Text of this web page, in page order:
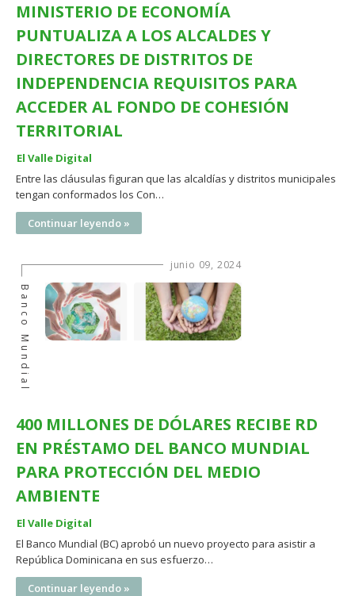
MINISTERIO DE ECONOMÍA
PUNTUALIZA A LOS ALCALDES Y
DIRECTORES DE DISTRITOS DE
INDEPENDENCIA REQUISITOS PARA
ACCEDER AL FONDO DE COHESIÓN
TERRITORIAL
El Valle Digital
Entre las cláusulas figuran que las alcaldías y distritos municipales
tengan conformados los Con…
Continuar leyendo »
junio 09, 2024
Banco Mundial
400 MILLONES DE DÓLARES RECIBE RD
EN PRÉSTAMO DEL BANCO MUNDIAL
PARA PROTECCIÓN DEL MEDIO
AMBIENTE
El Valle Digital
El Banco Mundial (BC) aprobó un nuevo proyecto para asistir a
República Dominicana en sus esfuerzo…
Continuar leyendo »